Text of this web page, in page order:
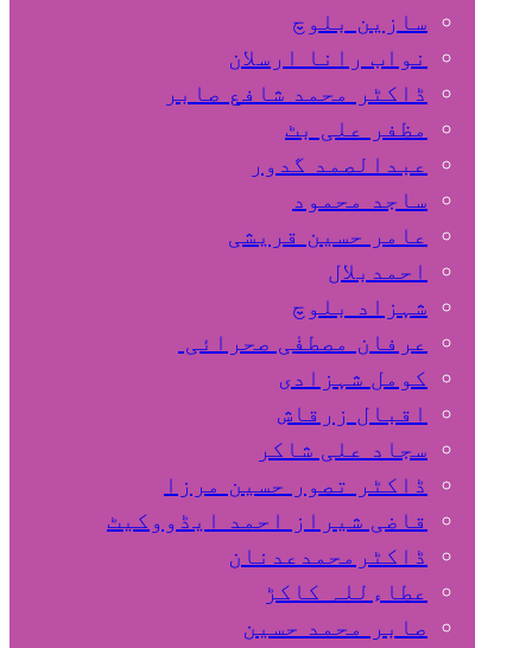
سازین بلوچ
نواب رانا ارسلان
ڈاکٹر محمد شافع صابر
مظفر علی بٹ
عبدالصمد گدور
ساجد محمود
عامر حسین قریشی
اﺣﻤﺪﺑﻼل
شہزاد بلوچ
عرفان مصطفٰی صحرائی
کومل شہزادی
اقبال زرقاش
سجاد علی شاکر
ڈاکٹر تصور حسین مرزا
قاضی شیراز احمد ایڈووکیٹ
ڈاکٹرمحمدعدنان
عطاءللہ کاکڑ
صابر محمد حسین